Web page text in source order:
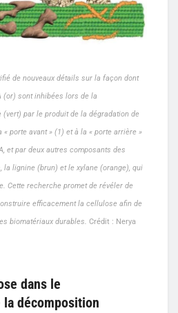
de nouveaux détails sur la façon dont
(or) sont inhibées lors de la
par le produit de la dégradation de
porte avant » (1) et à la « porte arrière »
et par deux autres composants des
lignine (brun) et le xylane (orange), qui
Cette recherche promet de révéler de
efficacement la cellulose afin de
biomatériaux durables. Crédit : Nerya
dans le
décomposition